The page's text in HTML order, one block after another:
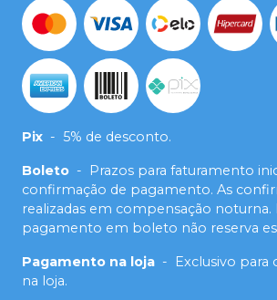
Pix - 5% de desconto.
Boleto -
Prazos para faturamento
confirmação de pagamento. As
realizadas em compensação noturna.
pagamento em boleto não reserva
Pagamento na loja -
Exclusivo para
na loja.